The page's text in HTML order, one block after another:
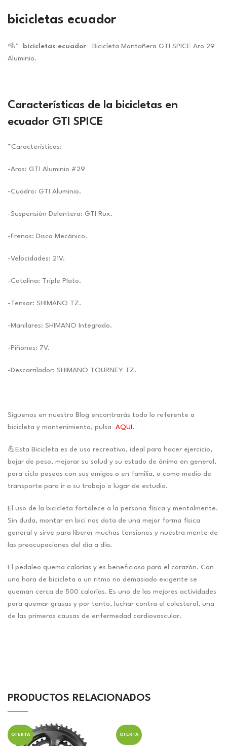
bicicletas ecuador
🚵* bicicletas ecuador Bicicleta Montañera GTI SPICE Aro 29
Aluminio.
Características de la bicicletas en
ecuador GTI SPICE
*Características:
-Aros: GTI Aluminio #29
-Cuadro: GTI Aluminio.
-Suspensión Delantera: GTI Rux.
-Frenos: Disco Mecánico.
-Velocidades: 21V.
-Catalina: Triple Plato.
-Tensor: SHIMANO TZ.
-Manilares: SHIMANO Integrado.
-Piñones: 7V.
-Descarrilador: SHIMANO TOURNEY TZ.
Síguenos en nuestro Blog encontrarás todo lo referente a
bicicleta y mantenimiento, pulsa
AQUI.
💪Esta Bicicleta es de uso recreativo, ideal para hacer ejercicio,
bajar de peso, mejorar su salud y su estado de ánimo en general,
para ciclo paseos con sus amigos o en familia, o como medio de
transporte para ir a su trabajo o lugar de estudio.
El uso de la bicicleta fortalece a la persona física y mentalmente.
Sin duda, montar en bici nos dota de una mejor forma física
general y sirve para liberar muchas tensiones y nuestra mente de
las preocupaciones del día a día.
El pedaleo quema calorías y es beneficioso para el corazón. Con
una hora de bicicleta a un ritmo no demasiado exigente se
queman cerca de 500 calorías. Es uno de las mejores actividades
para quemar grasas y por tanto, luchar contra el colesterol, una
de las primeras causas de enfermedad cardiovascular.
PRODUCTOS RELACIONADOS
OFERTA OFERTA